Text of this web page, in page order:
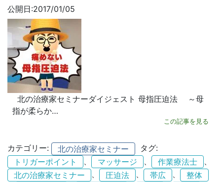
公開日:2017/01/05
北の治療家セミナーダイジェスト 母指圧迫法 ～母
指が柔らか…
この記事を見る
カテゴリー: 北の治療家セミナー
タグ:
トリガーポイント
マッサージ 作業療法士
北の治療家セミナー
、 圧迫法 、 帯広 、
整体